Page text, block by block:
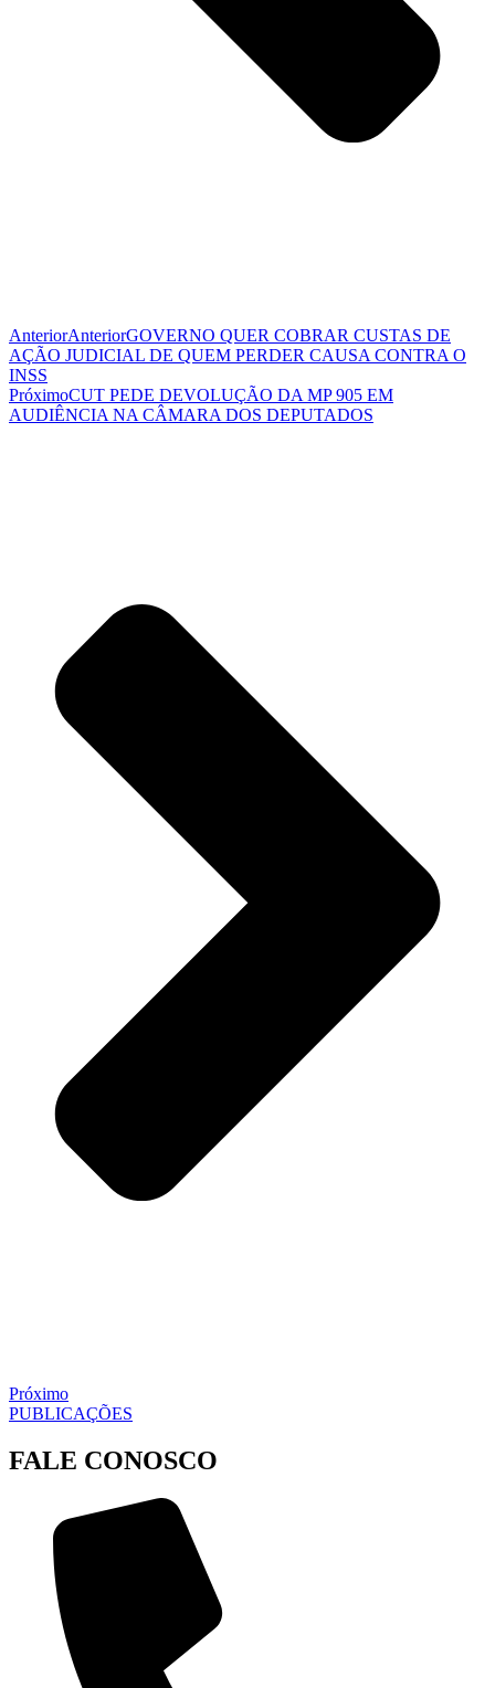
AnteriorAnteriorGOVERNO QUER COBRAR CUSTAS DE
AÇÃO JUDICIAL DE QUEM PERDER CAUSA CONTRA O
INSS
PróximoCUT PEDE DEVOLUÇÃO DA MP 905 EM
AUDIÊNCIA NA CÂMARA DOS DEPUTADOS
Próximo
PUBLICAÇÕES
FALE CONOSCO